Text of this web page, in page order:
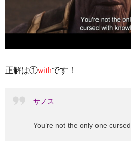
正解は①withです！
サノス
You’re not the only one cursed